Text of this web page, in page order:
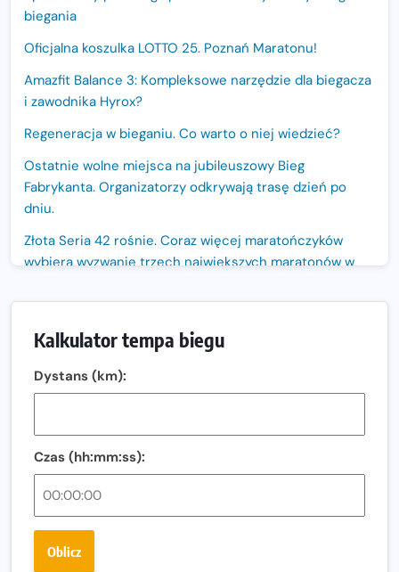
biegania
Oficjalna koszulka LOTTO 25. Poznań Maratonu!
Amazfit Balance 3: Kompleksowe narzędzie dla biegacza
i zawodnika Hyrox?
Regeneracja w bieganiu. Co warto o niej wiedzieć?
Ostatnie wolne miejsca na jubileuszowy Bieg
Fabrykanta. Organizatorzy odkrywają trasę dzień po
dniu.
Złota Seria 42 rośnie. Coraz więcej maratończyków
wybiera wyzwanie trzech największych maratonów w
Największy Bieg Powstania Warszawskiego w historii.
Ponad 12 tysięcy uczestników pobiegło dla Bohaterów!
Co ma dużo białka? Produkty, które warto włączyć do
diety
Rozbiegany Olsztyn szykuje się na weekend z
Wystartuje rekordowa liczba uczestników
Kalkulator tempa biegu
Dystans (km):
Czas (hh:mm:ss):
Oblicz